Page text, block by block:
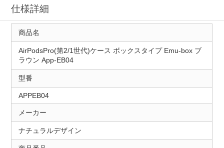
仕様詳細
商品名
AirPodsPro(第2/1世代)ケース ボックスタイプ Emu-box ブ
ラウン App-EB04
型番
APPEB04
メーカー
ナチュラルデザイン